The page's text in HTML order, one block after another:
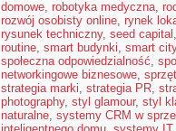
domowe, robotyka medyczna,
rozwój osobisty online, rynek
rysunek techniczny, seed capital ,
routine, smart budynki, smart city
społeczna odpowiedzialność,
networkingowe biznesowe,
strategia marki, strategia PR,
photography, styl glamour, styl
naturalne, systemy CRM w